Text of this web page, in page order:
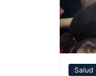
Salud